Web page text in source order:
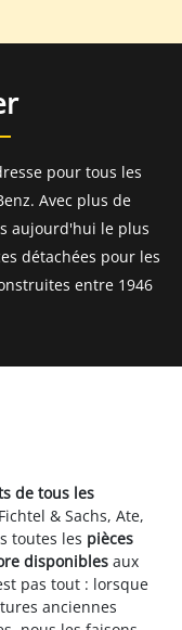
pour tous les
Avec plus de
aujourd'hui le plus
détachées pour les
entre 1946
de tous les
& Sachs, Ate,
toutes les pièces
disponibles aux
pas tout : lorsque
anciennes